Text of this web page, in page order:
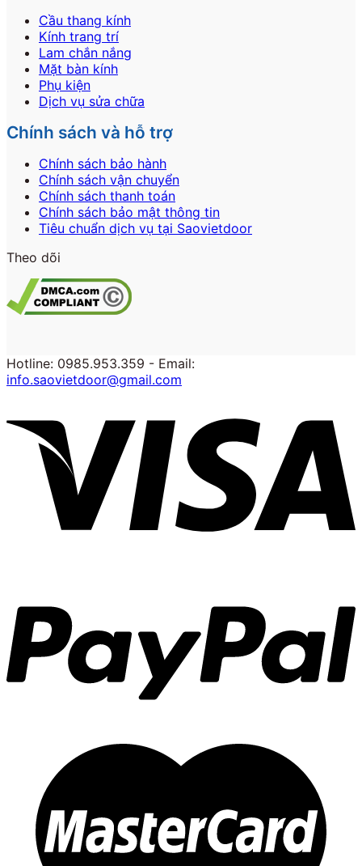
Cầu thang kính
Kính trang trí
Lam chắn nắng
Mặt bàn kính
Phụ kiện
Dịch vụ sửa chữa
Chính sách và hỗ trợ
Chính sách bảo hành
Chính sách vận chuyển
Chính sách thanh toán
Chính sách bảo mật thông tin
Tiêu chuẩn dịch vụ tại Saovietdoor
Theo dõi
Hotline: 0985.953.359 - Email:
info.saovietdoor@gmail.com